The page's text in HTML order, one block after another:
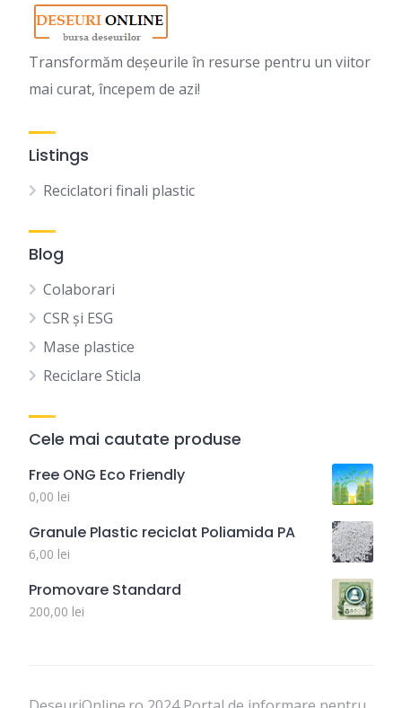
Transformăm deșeurile în resurse pentru un viitor
mai curat, începem de azi!
Listings
Reciclatori finali plastic
Blog
Colaborari
CSR și ESG
Mase plastice
Reciclare Sticla
Cele mai cautate produse
Free ONG Eco Friendly
0,00 lei
Granule Plastic reciclat Poliamida PA
6,00 lei
Promovare Standard
200,00 lei